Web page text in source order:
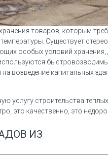
товаров, которым
Существует
особых условий
возведение капитальных
услугу строительства
это качественно, это
ИЗ
№3
72 м2